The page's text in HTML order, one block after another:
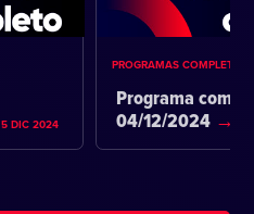
5 DIC 2024
PROGRAMAS COMPLETOS
Programa
04/12/2024